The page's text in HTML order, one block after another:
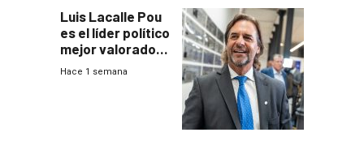
Luis Lacalle Pou
es el líder político
mejor valorado
del país, según
Hace 1 semana